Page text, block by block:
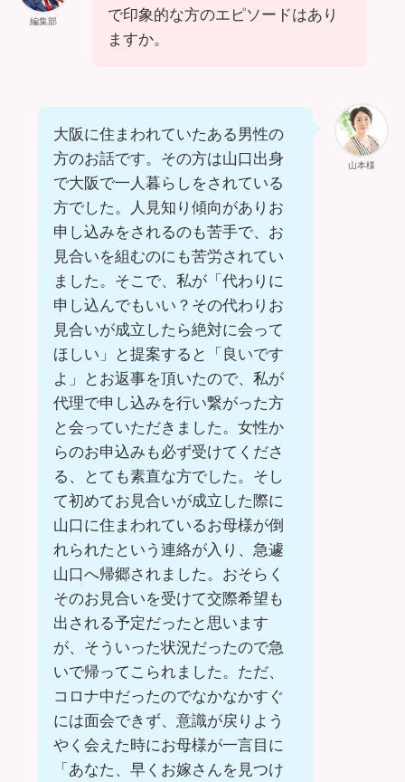
編集部
で印象的な方のエピソードはあり
ますか。
山本様
大阪に住まわれていたある男性の
方のお話です。その方は山口出身
で大阪で一人暮らしをされている
方でした。人見知り傾向がありお
申し込みをされるのも苦手で、お
見合いを組むのにも苦労されてい
ました。そこで、私が「代わりに
申し込んでもいい？その代わりお
見合いが成立したら絶対に会って
ほしい」と提案すると「良いです
よ」とお返事を頂いたので、私が
代理で申し込みを行い繋がった方
と会っていただきました。女性か
らのお申込みも必ず受けてくださ
る、とても素直な方でした。そし
て初めてお見合いが成立した際に
山口に住まわれているお母様が倒
れられたという連絡が入り、急遽
山口へ帰郷されました。おそらく
そのお見合いを受けて交際希望も
出される予定だったと思います
が、そういった状況だったので急
いで帰ってこられました。ただ、
コロナ中だったのでなかなかすぐ
には面会できず、意識が戻りよう
やく会えた時にお母様が一言目に
「あなた、早くお嫁さんを見つけ